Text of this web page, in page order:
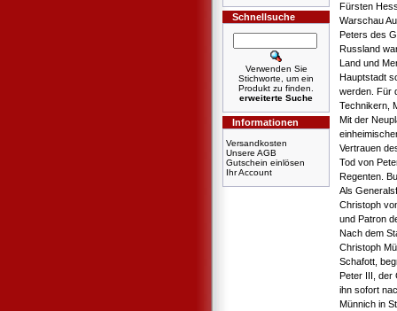
Schnellsuche
Verwenden Sie
Stichworte, um ein
Produkt zu finden.
erweiterte Suche
Informationen
Versandkosten
Unsere AGB
Gutschein einlösen
Ihr Account
Fürsten
Warschau
Peters des
Russland
Land und
Hauptstadt
werden. Für
Technikern,
Mit der
Vertrauen
Tod von
Regenten.
Als
Christoph
und Patron
Nach dem
Christoph
Schafott,
Peter III, der
ihn sofort
Münnich in